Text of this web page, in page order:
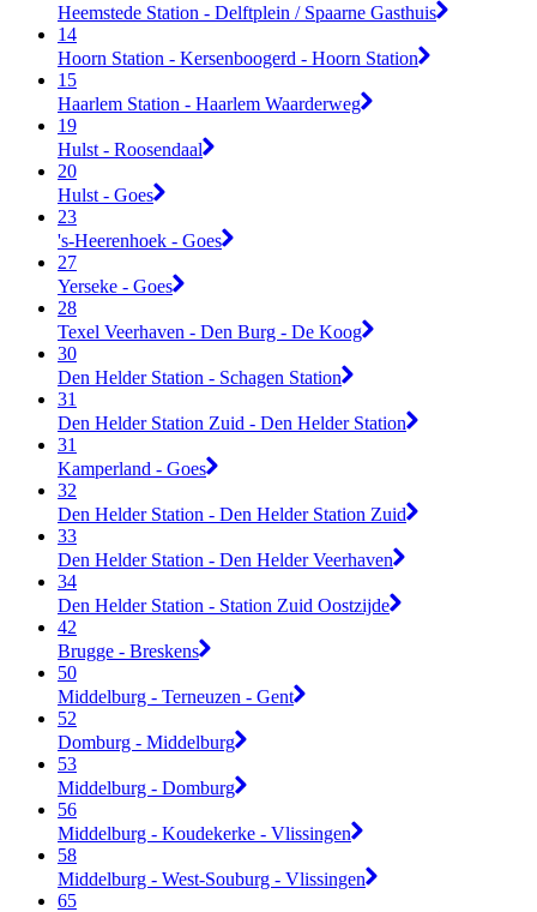
Heemstede Station - Delftplein / Spaarne Gasthuis
14
Hoorn Station - Kersenboogerd - Hoorn Station
15
Haarlem Station - Haarlem Waarderweg
19
Hulst - Roosendaal
20
Hulst - Goes
23
's-Heerenhoek - Goes
27
Yerseke - Goes
28
Texel Veerhaven - Den Burg - De Koog
30
Den Helder Station - Schagen Station
31
Den Helder Station Zuid - Den Helder Station
31
Kamperland - Goes
32
Den Helder Station - Den Helder Station Zuid
33
Den Helder Station - Den Helder Veerhaven
34
Den Helder Station - Station Zuid Oostzijde
42
Brugge - Breskens
50
Middelburg - Terneuzen - Gent
52
Domburg - Middelburg
53
Middelburg - Domburg
56
Middelburg - Koudekerke - Vlissingen
58
Middelburg - West-Souburg - Vlissingen
65